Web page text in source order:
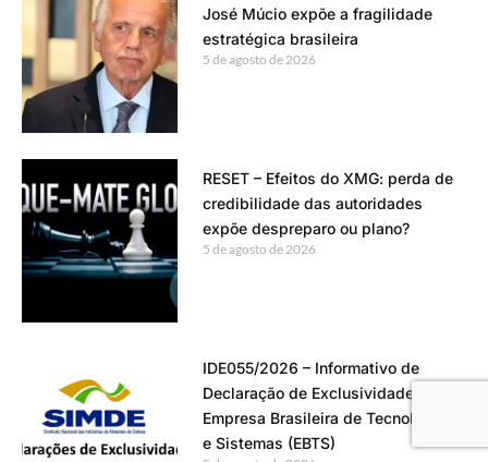
José Múcio expõe a fragilidade
estratégica brasileira
5 de agosto de 2026
RESET – Efeitos do XMG: perda de
credibilidade das autoridades
expõe despreparo ou plano?
5 de agosto de 2026
IDE055/2026 – Informativo de
Declaração de Exclusividade –
Empresa Brasileira de Tecnologias
e Sistemas (EBTS)